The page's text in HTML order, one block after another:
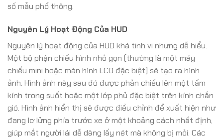
số mẫu phổ thông.
Nguyên Lý Hoạt Động Của HUD
Nguyên lý hoạt động của HUD khá tinh vi nhưng dễ hiểu.
Một bộ phận chiếu hình nhỏ gọn (thường là một máy
chiếu mini hoặc màn hình LCD đặc biệt) sẽ tạo ra hình
ảnh. Hình ảnh này sau đó được phản chiếu lên một tấm
kính trong suốt hoặc một lớp phủ đặc biệt trên kính chắn
gió. Hình ảnh hiển thị sẽ được điều chỉnh để xuất hiện như
đang lơ lửng phía trước xe ở một khoảng cách nhất định,
giúp mắt người lái dễ dàng lấy nét mà không bị mỏi. Các